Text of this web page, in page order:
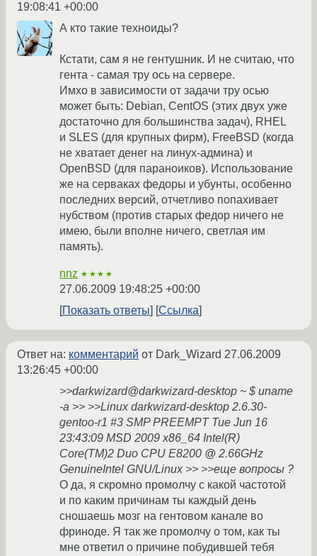
19:08:41 +00:00
А кто такие техноиды?
Кстати, сам я не гентушник. И не считаю, что
гента - самая тру ось на сервере.
Имхо в зависимости от задачи тру осью
может быть: Debian, CentOS (этих двух уже
достаточно для большинства задач), RHEL
и SLES (для крупных фирм), FreeBSD (когда
не хватает денег на линух-админа) и
OpenBSD (для параноиков). Использование
же на серваках федоры и убунты, особенно
последних версий, отчетливо попахивает
нубством (против старых федор ничего не
имею, были вполне ничего, светлая им
память).
nnz ★★★★
27.06.2009 19:48:25 +00:00
Показать ответы
Ссылка
Ответ на: комментарий от Dark_Wizard 27.06.2009
13:26:45 +00:00
>>darkwizard@darkwizard-desktop ~ $ uname
-a >> >>Linux darkwizard-desktop 2.6.30-
gentoo-r1 #3 SMP PREEMPT Tue Jun 16
23:43:09 MSD 2009 x86_64 Intel(R)
Core(TM)2 Duo CPU E8200 @ 2.66GHz
GenuineIntel GNU/Linux >> >>еще вопросы ?
О да, я скромно промолчу с какой частотой
и по каким причинам ты каждый день
сношаешь мозг на гентовом канале во
фриноде. Я так же промолчу о том, как ты
мне ответил о причине побудившей тебя